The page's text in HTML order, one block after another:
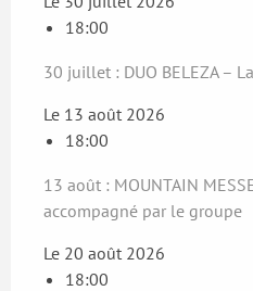
18:00
30 juillet : DUO BELEZA –
Le 13 août 2026
18:00
13 août : MOUNTAIN
accompagné par le groupe
Le 20 août 2026
18:00